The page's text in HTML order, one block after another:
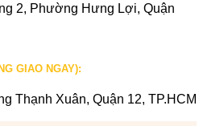
2, Phường Hưng Lợi, Quận
GIAO NGAY):
Thạnh Xuân, Quận 12, TP.HCM